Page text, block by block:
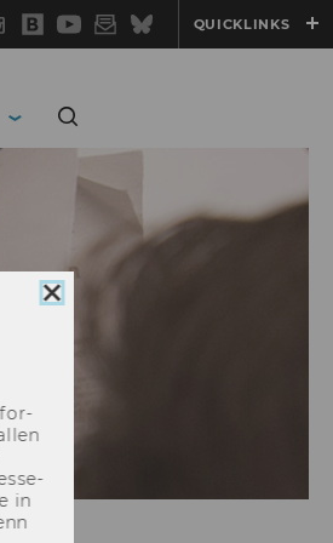
WU
Blog
YouTube
Newsletter
BlueskyQUICKLINKS
Cookie
in